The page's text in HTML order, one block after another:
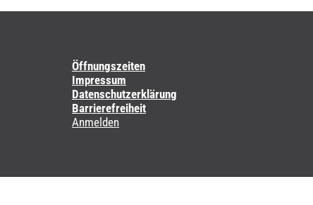
Öffnungszeiten
Impressum
Datenschutzerklärung
Barrierefreiheit
Anmelden